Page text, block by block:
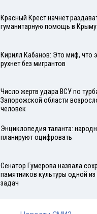
Красный Крест начнет
гуманитарную помощь в Крыму
Кирилл Кабанов: Это миф, что
рухнет без мигрантов
Число жертв удара ВСУ по
Запорожской области
человек
Энциклопедия таланта:
планируют оцифровать
Сенатор Гумерова назвала
памятников культуры одной
задач